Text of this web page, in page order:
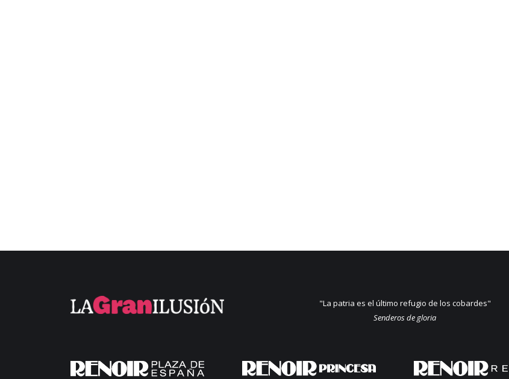
"La patria es el último refugio de los cobardes"
Senderos de gloria